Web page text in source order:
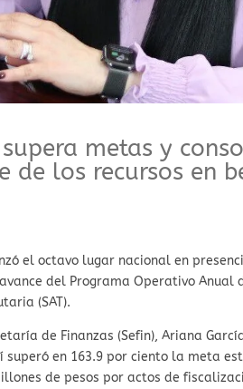
metas y
de los recursos en
el octavo lugar nacional en
del Programa Operativo Anual
(SAT).
de Finanzas (Sefin), Ariana
superó en 163.9 por ciento la meta
de pesos por actos de